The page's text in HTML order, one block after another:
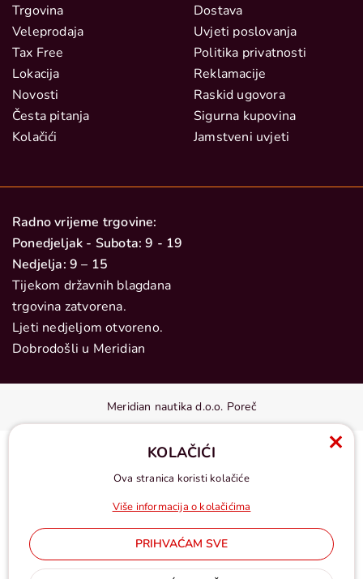
Trgovina
Veleprodaja
Tax Free
Lokacija
Novosti
Česta pitanja
Kolačići
Dostava
Uvjeti poslovanja
Politika privatnosti
Reklamacije
Raskid ugovora
Sigurna kupovina
Jamstveni uvjeti
Radno vrijeme trgovine:
Ponedjeljak - Subota: 9 - 19
Nedjelja: 9 – 15
Tijekom državnih blagdana
trgovina zatvorena.
Ljeti nedjeljom otvoreno.
Dobrodošli u Meridian
Meridian nautika d.o.o. Poreč
Cijene u eurima, pdv uključen
KOLAČIĆI
Ova stranica koristi kolačiće
Više informacija o kolačićima
PRIHVAĆAM SVE